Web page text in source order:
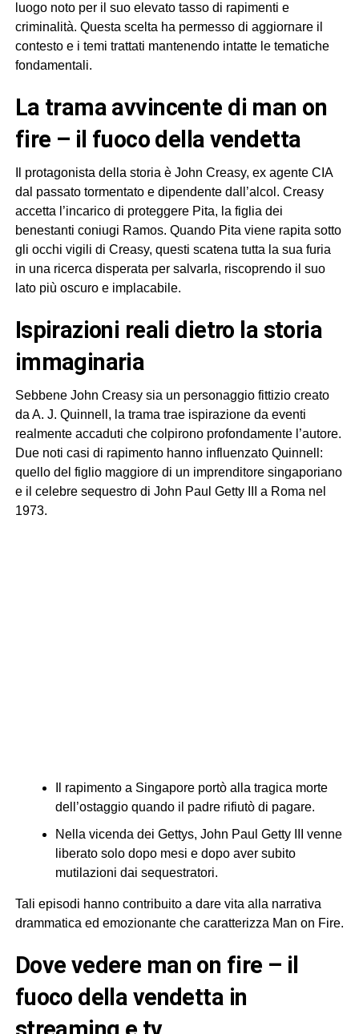
luogo noto per il suo elevato tasso di rapimenti e
criminalità. Questa scelta ha permesso di aggiornare il
contesto e i temi trattati mantenendo intatte le tematiche
fondamentali.
la trama avvincente di man on
fire – il fuoco della vendetta
Il protagonista della storia è John Creasy, ex agente CIA
dal passato tormentato e dipendente dall’alcol. Creasy
accetta l’incarico di proteggere Pita, la figlia dei
benestanti coniugi Ramos. Quando Pita viene rapita sotto
gli occhi vigili di Creasy, questi scatena tutta la sua furia
in una ricerca disperata per salvarla, riscoprendo il suo
lato più oscuro e implacabile.
ispirazioni reali dietro la storia
immaginaria
Sebbene John Creasy sia un personaggio fittizio creato
da A. J. Quinnell, la trama trae ispirazione da eventi
realmente accaduti che colpirono profondamente l’autore.
Due noti casi di rapimento hanno influenzato Quinnell:
quello del figlio maggiore di un imprenditore singaporiano
e il celebre sequestro di John Paul Getty III a Roma nel
1973.
Il rapimento a Singapore portò alla tragica morte
dell’ostaggio quando il padre rifiutò di pagare.
Nella vicenda dei Gettys, John Paul Getty III venne
liberato solo dopo mesi e dopo aver subito
mutilazioni dai sequestratori.
Tali episodi hanno contribuito a dare vita alla narrativa
drammatica ed emozionante che caratterizza Man on Fire.
dove vedere man on fire – il
fuoco della vendetta in